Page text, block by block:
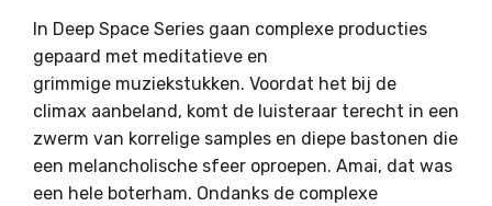
In Deep Space Series gaan complexe producties
gepaard met meditatieve en
grimmige muziekstukken. Voordat het bij de
climax aanbeland, komt de luisteraar terecht in een
zwerm van korrelige samples en diepe bastonen die
een melancholische sfeer oproepen. Amai, dat was
een hele boterham. Ondanks de complexe